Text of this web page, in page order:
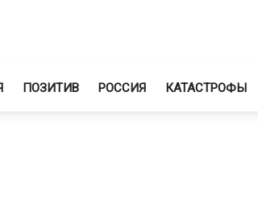
ПОЗИТИВ РОССИЯ КАТАСТРОФЫ